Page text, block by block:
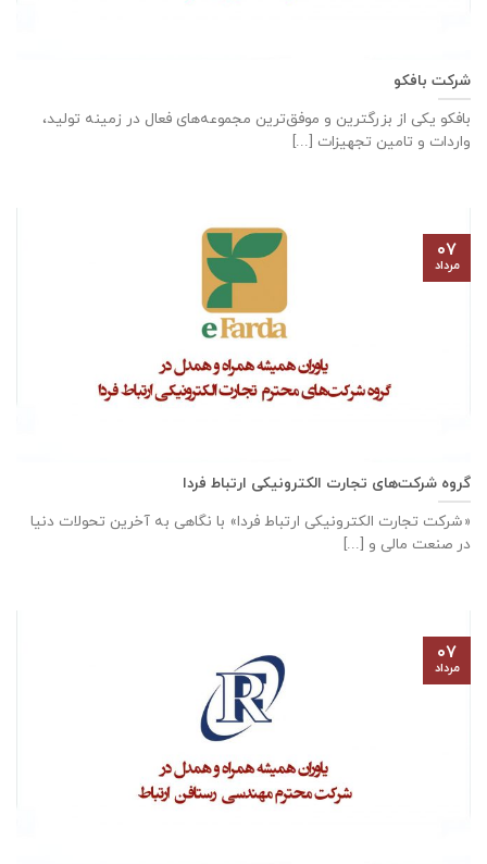
شرکت بافکو
بافکو یکی از بزرگترین و موفق‌ترین مجموعه‌های فعال در زمینه تولید،
واردات و تامین تجهیزات [...]
گروه شرکت‌های تجارت الکترونیکی ارتباط فردا
«شرکت تجارت الکترونیکی ارتباط فردا» با نگاهی به آخرین تحولات دنیا
در صنعت مالی و [...]
۰۷
مرداد
۰۷
مرداد